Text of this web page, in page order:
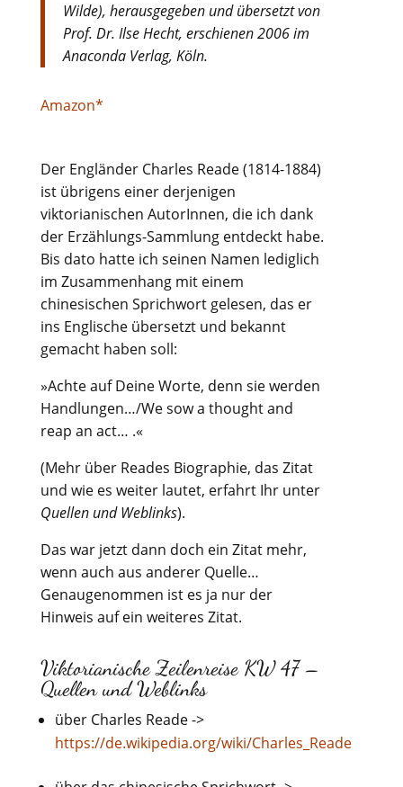
Wilde), herausgegeben und übersetzt von
Prof. Dr. Ilse Hecht, erschienen 2006 im
Anaconda Verlag, Köln.
Amazon*
Der Engländer Charles Reade (1814-1884)
ist übrigens einer derjenigen
viktorianischen AutorInnen, die ich dank
der Erzählungs-Sammlung entdeckt habe.
Bis dato hatte ich seinen Namen lediglich
im Zusammenhang mit einem
chinesischen Sprichwort gelesen, das er
ins Englische übersetzt und bekannt
gemacht haben soll:
»Achte auf Deine Worte, denn sie werden
Handlungen…/We sow a thought and
reap an act… .«
(Mehr über Reades Biographie, das Zitat
und wie es weiter lautet, erfahrt Ihr unter
Quellen und Weblinks).
Das war jetzt dann doch ein Zitat mehr,
wenn auch aus anderer Quelle…
Genaugenommen ist es ja nur der
Hinweis auf ein weiteres Zitat.
Viktorianische Zeilenreise KW 47 –
Quellen und Weblinks
über Charles Reade ->
https://de.wikipedia.org/wiki/Charles_Reade